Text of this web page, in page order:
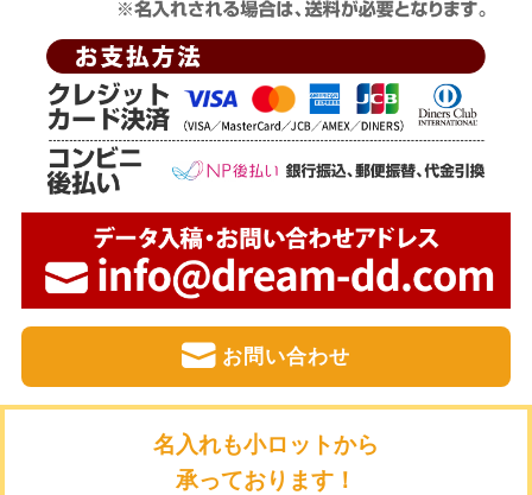
お問い合わせ
名入れも小ロットから
承っております！